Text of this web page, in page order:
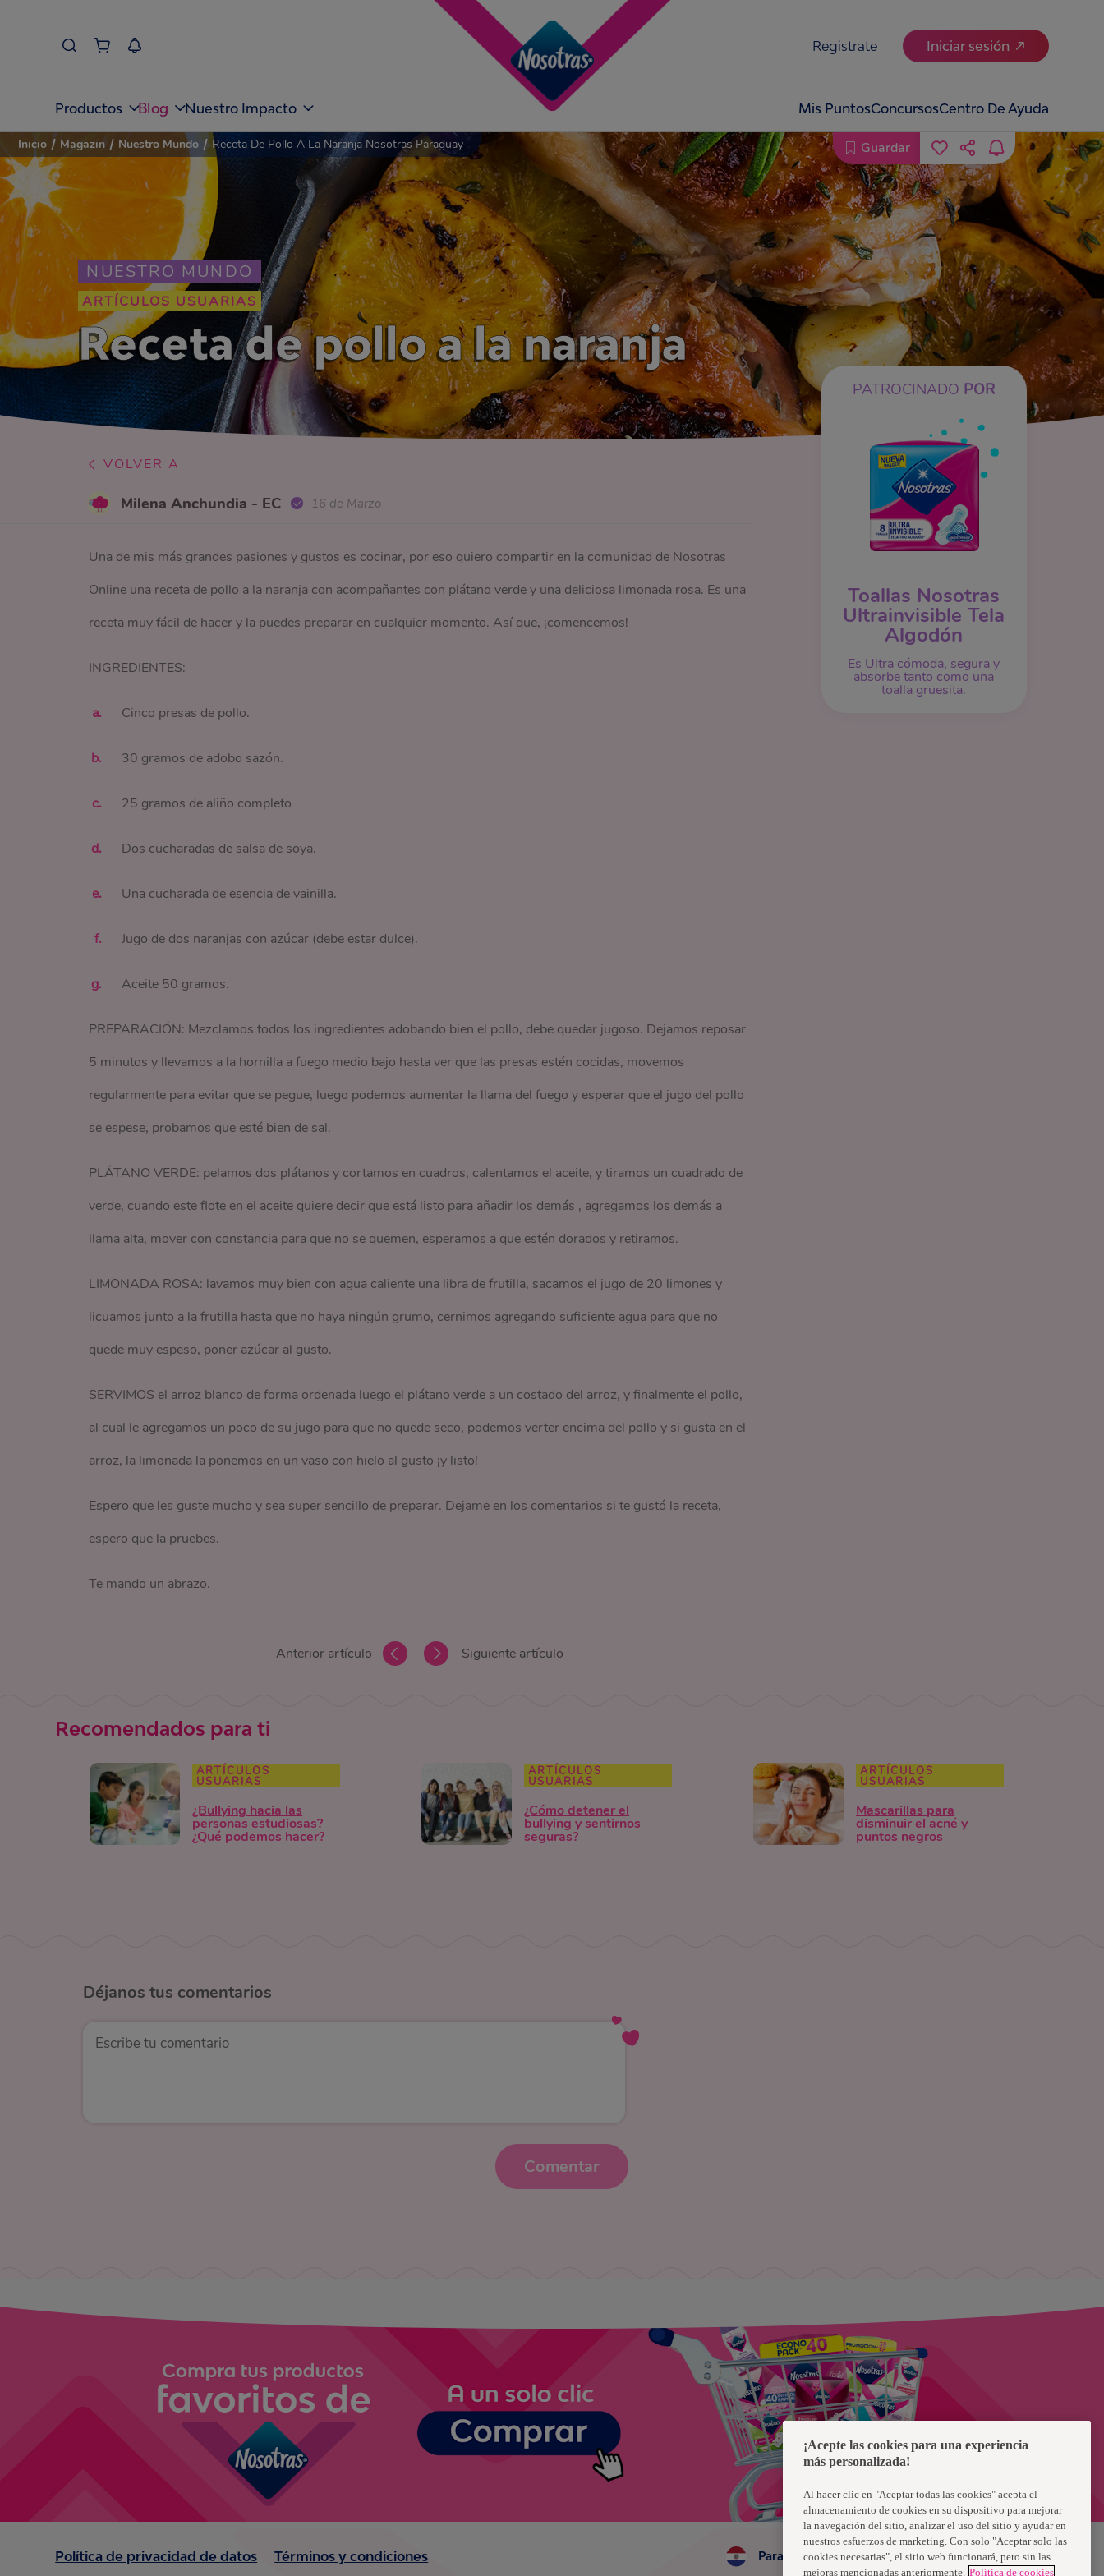
Registrate Iniciar sesión
Productos Blog Nuestro Impacto Mis PuntosConcursosCentro De Ayuda
NUESTRO MUNDO
ARTÍCULOS USUARIAS
Receta de pollo a la naranja
PATROCINADO POR
Toallas Nosotras
Ultrainvisible Tela
Algodón
Es Ultra cómoda, segura y
absorbe tanto como una
toalla gruesita.
Inicio / Magazin / Nuestro Mundo / Receta De Pollo A La Naranja Nosotras Paraguay Guardar
VOLVER A
Milena Anchundia - EC 16 de Marzo
Una de mis más grandes pasiones y gustos es cocinar, por eso quiero compartir en la comunidad de Nosotras
Online una receta de pollo a la naranja con acompañantes con plátano verde y una deliciosa limonada rosa. Es una
receta muy fácil de hacer y la puedes preparar en cualquier momento. Así que, ¡comencemos!
INGREDIENTES:
Cinco presas de pollo.
30 gramos de adobo sazón.
25 gramos de aliño completo
Dos cucharadas de salsa de soya.
Una cucharada de esencia de vainilla.
Jugo de dos naranjas con azúcar (debe estar dulce).
Aceite 50 gramos.
PREPARACIÓN: Mezclamos todos los ingredientes adobando bien el pollo, debe quedar jugoso. Dejamos reposar
5 minutos y llevamos a la hornilla a fuego medio bajo hasta ver que las presas estén cocidas, movemos
regularmente para evitar que se pegue, luego podemos aumentar la llama del fuego y esperar que el jugo del pollo
se espese, probamos que esté bien de sal.
PLÁTANO VERDE: pelamos dos plátanos y cortamos en cuadros, calentamos el aceite, y tiramos un cuadrado de
verde, cuando este flote en el aceite quiere decir que está listo para añadir los demás , agregamos los demás a
llama alta, mover con constancia para que no se quemen, esperamos a que estén dorados y retiramos.
LIMONADA ROSA: lavamos muy bien con agua caliente una libra de frutilla, sacamos el jugo de 20 limones y
licuamos junto a la frutilla hasta que no haya ningún grumo, cernimos agregando suficiente agua para que no
quede muy espeso, poner azúcar al gusto.
SERVIMOS el arroz blanco de forma ordenada luego el plátano verde a un costado del arroz, y finalmente el pollo,
al cual le agregamos un poco de su jugo para que no quede seco, podemos verter encima del pollo y si gusta en el
arroz, la limonada la ponemos en un vaso con hielo al gusto ¡y listo!
Espero que les guste mucho y sea super sencillo de preparar. Dejame en los comentarios si te gustó la receta,
espero que la pruebes.
Te mando un abrazo.
Anterior artículo Siguiente artículo
Recomendados para ti
ARTÍCULOS
USUARIAS
¿Bullying hacia las
personas estudiosas?
¿Qué podemos hacer?
ARTÍCULOS
USUARIAS
¿Cómo detener el
bullying y sentirnos
seguras?
ARTÍCULOS
USUARIAS
Mascarillas para
disminuir el acné y
puntos negros
Déjanos tus comentarios
Comentar
Política de privacidad de datos Términos y condiciones Paraguay
¡Acepte las cookies para una experiencia
más personalizada!
Al hacer clic en "Aceptar todas las cookies" acepta el
almacenamiento de cookies en su dispositivo para mejorar
la navegación del sitio, analizar el uso del sitio y ayudar en
nuestros esfuerzos de marketing. Con solo "Aceptar solo las
cookies necesarias", el sitio web funcionará, pero sin las
mejoras mencionadas anteriormente. Política de cookies